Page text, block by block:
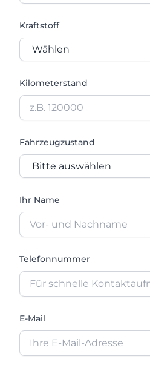
Kraftstoff
Kilometerstand
Fahrzeugzustand
Ihr Name
Telefonnummer
E-Mail